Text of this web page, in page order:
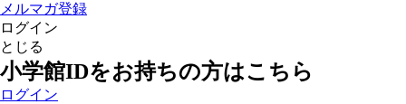
メルマガ登録
ログイン
とじる
小学館IDをお持ちの方はこちら
ログイン